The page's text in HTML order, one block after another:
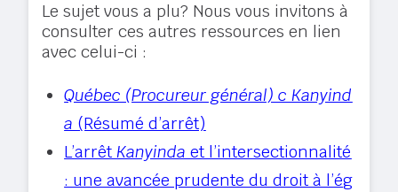
Le sujet vous a plu? Nous vous invitons à
consulter ces autres ressources en lien
avec celui-ci :
Québec (Procureur général) c Kanyind
a (Résumé d’arrêt)
L’arrêtKanyinda et l’intersectionnalité
: une avancée prudente du droit à l’ég